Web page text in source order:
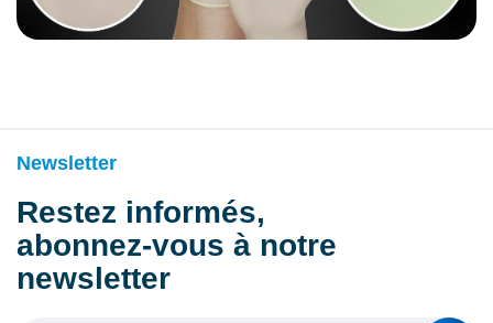
Newsletter
Restez informés,
abonnez-vous à notre
newsletter